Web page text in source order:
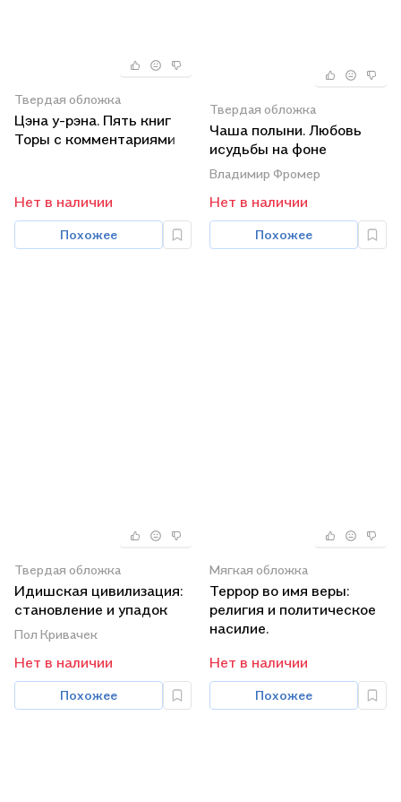
Твердая обложка
Цэна у-рэна. Пять книг
Торы с комментариями
Нет в наличии
Похожее
Твердая обложка
Чаша полыни. Любовь
исудьбы на фоне
эпохальных событий 20
века
Владимир Фромер
Нет в наличии
Похожее
Твердая обложка
Идишская цивилизация:
становление и упадок
забытой нации.
Пол Кривачек
Нет в наличии
Похожее
Мягкая обложка
Террор во имя веры:
религия и политическое
насилие.
Нет в наличии
Похожее